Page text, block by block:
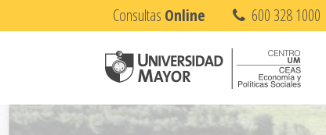
Consultas Online 600 328 1000